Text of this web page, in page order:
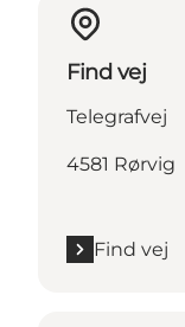
Find vej
Telegrafvej
4581 Rørvig
Find vej